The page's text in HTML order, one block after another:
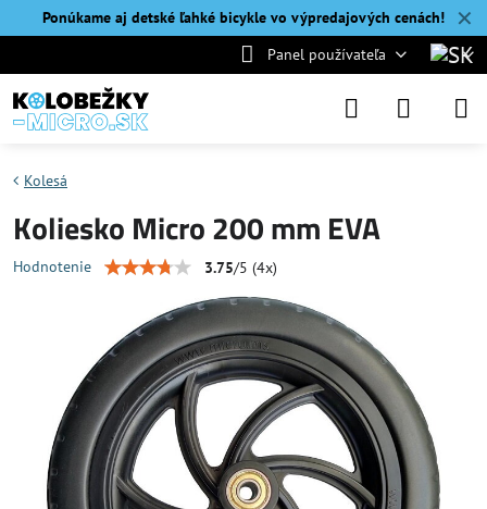
✕
Ponúkame aj detské ľahké bicykle vo výpredajových cenách!
Panel používateľa
Kolesá
Koliesko Micro 200 mm EVA
Hodnotenie 3.75/5 (4x)